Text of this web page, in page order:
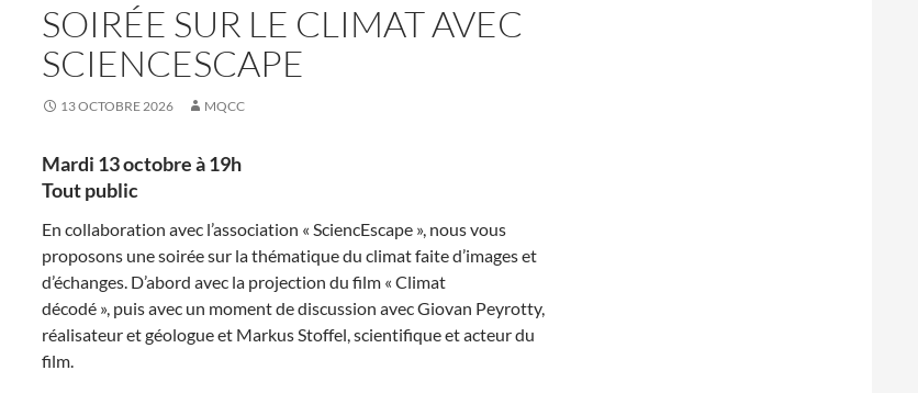
SOIRÉE SUR LE CLIMAT AVEC
SCIENCESCAPE
13 OCTOBRE 2026 MQCC
Mardi 13 octobre à 19h
Tout public
En collaboration avec l’association « SciencEscape », nous vous
proposons une soirée sur la thématique du climat faite d’images et
d’échanges. D’abord avec la projection du film « Climat
décodé », puis avec un moment de discussion avec Giovan Peyrotty,
réalisateur et géologue et Markus Stoffel, scientifique et acteur du
film.